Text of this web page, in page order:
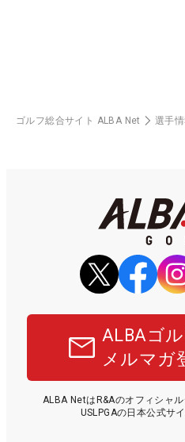
ゴルフ総合サイト ALBA Net 選手
ALBAゴ
メルマガ
ALBA NetはR&Aのオフィシャ
USLPGAの日本公式サ